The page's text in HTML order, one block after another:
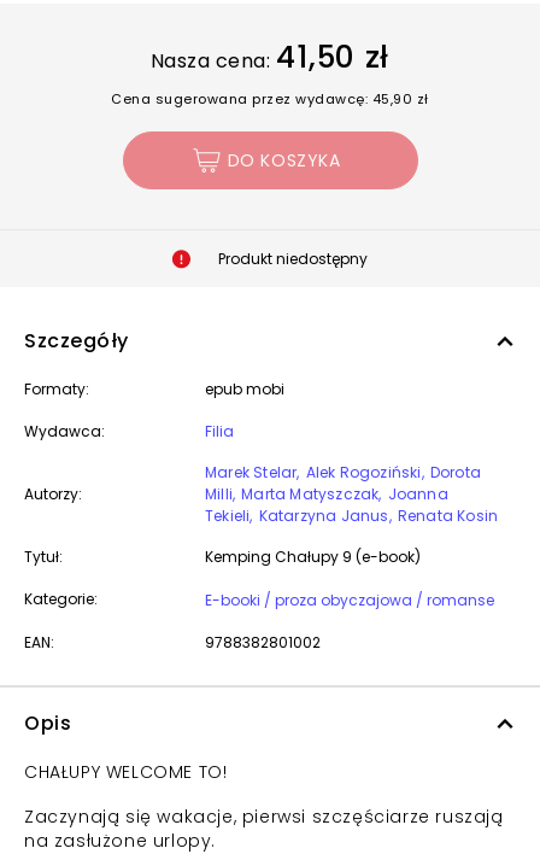
Nasza cena: 41,50 zł
Cena sugerowana przez wydawcę: 45,90 zł
DO KOSZYKA
Produkt niedostępny
Szczegóły
Formaty: epub mobi
Wydawca: Filia
Autorzy:
Marek Stelar Alek Rogoziński Dorota
Milli Marta Matyszczak Joanna
Tekieli Katarzyna Janus Renata Kosin
Tytuł:
Kemping Chałupy 9 (e-book)
Kategorie: E-booki / proza obyczajowa / romanse
EAN: 9788382801002
Opis
CHAŁUPY WELCOME TO!
Zaczynają się wakacje, pierwsi szczęściarze ruszają
na zasłużone urlopy.